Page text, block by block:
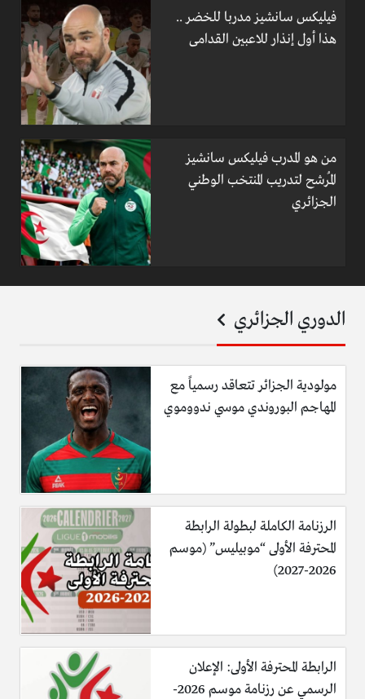
فيليكس سانشيز مدربا للخضر ..
هذا أول إنذار للاعبين القدامى
من هو المدرب فيليكس سانشيز
المُرشح لتدريب المنتخب الوطني
الجزائري
الدوري الجزائري
مولودية الجزائر تتعاقد رسمياً مع
المهاجم البوروندي موسي ندووموي
الرزنامة الكاملة لبطولة الرابطة
المحترفة الأولى “موبيليس” (موسم
2026-2027)
الرابطة المحترفة الأولى: الإعلان
الرسمي عن رزنامة موسم 2026-